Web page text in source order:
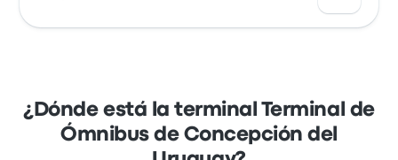
Constituyentes, 52 3260 Concepción del
Uruguay. Revisa la ubicación de esta parada
de autobús en Concepcion Del Uruguay en un
¿Dónde está la terminal Terminal de
Ómnibus de Concepción del